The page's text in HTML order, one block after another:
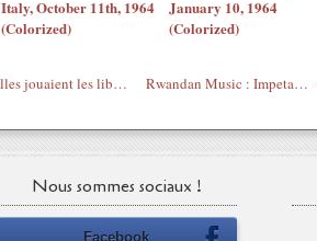
Italy, October 11th, 1964
(Colorized)
January 10, 1964
(Colorized)
Pendant que les Français capturaient Gbagbo, les rebelles jouaient les libérateurs au Golf Hôtel ! Rwandan Music : Impeta by Faycal
Nous sommes sociaux !
Facebook